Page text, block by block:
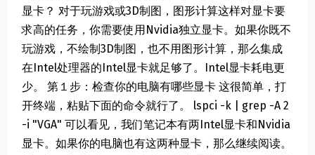
显卡？ 对于玩游戏或3D制图，图形计算这样对显卡要
求高的任务，你需要使用Nvidia独立显卡。如果你既不
玩游戏，不绘制3D制图，也不用图形计算，那么集成
在Intel处理器的Intel显卡就足够了。Intel显卡耗电更
少。 第１步：检查你的电脑有哪些显卡 这很简单，打
开终端，粘贴下面的命令就行了。 lspci -k | grep -A 2
-i "VGA" 可以看见，我们笔记本有两Intel显卡和Nvidia
显卡。如果你的电脑也有这两种显卡，那么继续阅读。